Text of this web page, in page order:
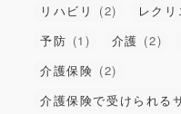
リハビリ
(2) レク
予防 (1) 介護 (2)
介護保険 (2)
介護保険で受けられる